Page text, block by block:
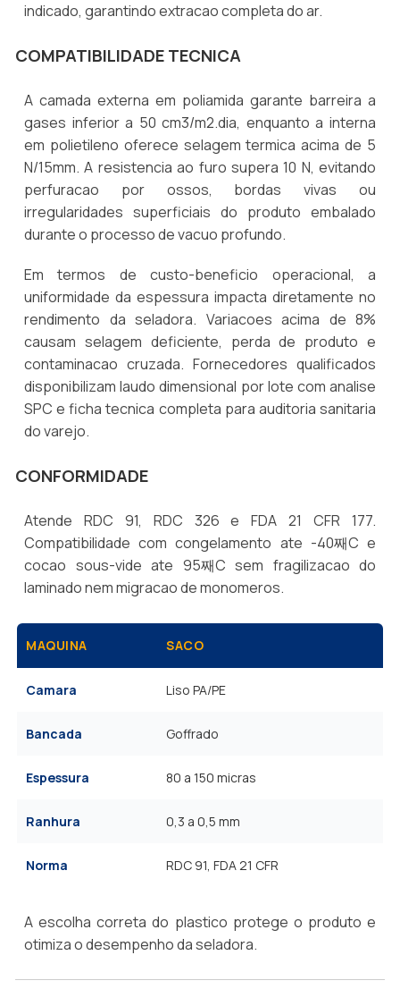
indicado, garantindo extracao completa do ar.
COMPATIBILIDADE TECNICA
A camada externa em poliamida garante barreira a
gases inferior a 50 cm3/m2.dia, enquanto a interna
em polietileno oferece selagem termica acima de 5
N/15mm. A resistencia ao furo supera 10 N, evitando
perfuracao por ossos, bordas vivas ou
irregularidades superficiais do produto embalado
durante o processo de vacuo profundo.
Em termos de custo-beneficio operacional, a
uniformidade da espessura impacta diretamente no
rendimento da seladora. Variacoes acima de 8%
causam selagem deficiente, perda de produto e
contaminacao cruzada. Fornecedores qualificados
disponibilizam laudo dimensional por lote com analise
SPC e ficha tecnica completa para auditoria sanitaria
do varejo.
CONFORMIDADE
Atende RDC 91, RDC 326 e FDA 21 CFR 177.
Compatibilidade com congelamento ate -40째C e
cocao sous-vide ate 95째C sem fragilizacao do
laminado nem migracao de monomeros.
MAQUINA SACO
Camara Liso PA/PE
Bancada Goffrado
Espessura 80 a 150 micras
Ranhura 0,3 a 0,5 mm
Norma RDC 91, FDA 21 CFR
A escolha correta do plastico protege o produto e
otimiza o desempenho da seladora.